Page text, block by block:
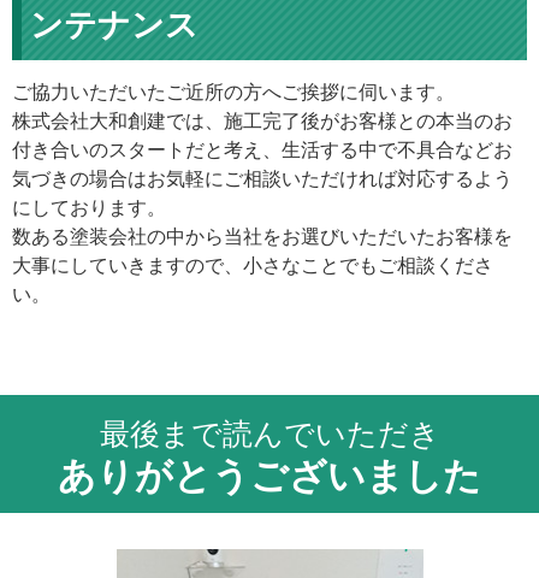
ンテナンス
ご協力いただいたご近所の方へご挨拶に伺います。
株式会社大和創建では、施工完了後がお客様との本当のお
付き合いのスタートだと考え、生活する中で不具合などお
気づきの場合はお気軽にご相談いただければ対応するよう
にしております。
数ある塗装会社の中から当社をお選びいただいたお客様を
大事にしていきますので、小さなことでもご相談くださ
い。
最後まで読んでいただき
ありがとうございました